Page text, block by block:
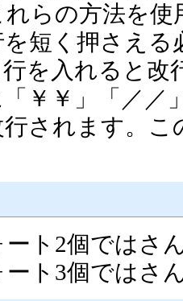
らの方法を
短く押さえる
を入れると
￥￥」「／／
されます。こ
ト2個ではさ
ト3個ではさ